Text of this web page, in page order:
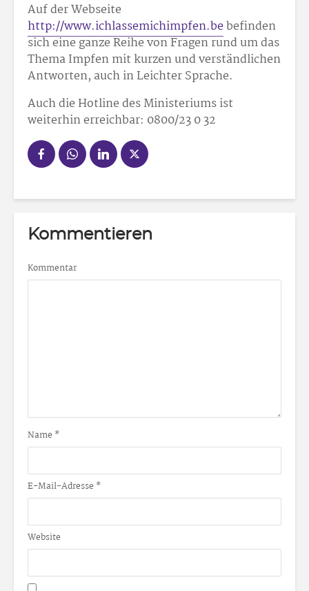
Auf der Webseite
http://www.ichlassemichimpfen.bebefinden
sich eine ganze Reihe von Fragen rund um das
Thema Impfen mit kurzen und verständlichen
Antworten, auch in Leichter Sprache.
Auch die Hotline des Ministeriums ist
weiterhin erreichbar: 0800/23 0 32
Kommentieren
Kommentar
Name *
E-Mail-Adresse *
Website